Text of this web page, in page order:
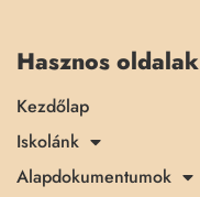
Hasznos oldalak
Kezdőlap
Iskolánk
Alapdokumentumok